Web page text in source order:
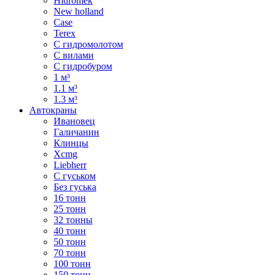
New holland
Case
Terex
С гидромолотом
С вилами
С гидробуром
1 м³
1.1 м³
1.3 м³
Автокраны
Ивановец
Галичанин
Клинцы
Xcmg
Liebherr
С гуськом
Без гуська
16 тонн
25 тонн
32 тонны
40 тонн
50 тонн
70 тонн
100 тонн